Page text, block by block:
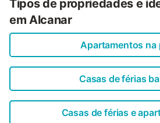
Tipos de propriedades e
em Alcanar
Apartamentos na
Casas de férias
Casas de férias e